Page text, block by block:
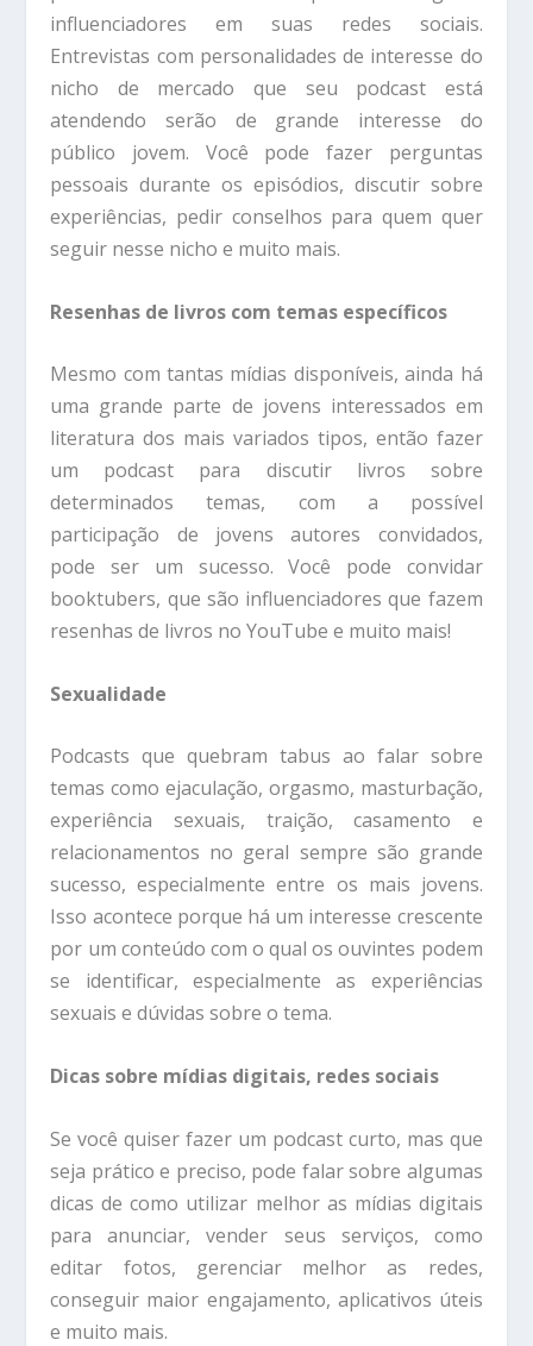
influenciadores em suas redes sociais.
Entrevistas com personalidades de interesse do
nicho de mercado que seu podcast está
atendendo serão de grande interesse do
público jovem. Você pode fazer perguntas
pessoais durante os episódios, discutir sobre
experiências, pedir conselhos para quem quer
seguir nesse nicho e muito mais.
Resenhas de livros com temas específicos
Mesmo com tantas mídias disponíveis, ainda há
uma grande parte de jovens interessados ​​em
literatura dos mais variados tipos, então fazer
um podcast para discutir livros sobre
determinados temas, com a possível
participação de jovens autores convidados,
pode ser um sucesso. Você pode convidar
booktubers, que são influenciadores que fazem
resenhas de livros no YouTube e muito mais!
Sexualidade
Podcasts que quebram tabus ao falar sobre
temas como ejaculação, orgasmo, masturbação,
experiência sexuais, traição, casamento e
relacionamentos no geral sempre são grande
sucesso, especialmente entre os mais jovens.
Isso acontece porque há um interesse crescente
por um conteúdo com o qual os ouvintes podem
se identificar, especialmente as experiências
sexuais e dúvidas sobre o tema.
Dicas sobre mídias digitais, redes sociais
Se você quiser fazer um podcast curto, mas que
seja prático e preciso, pode falar sobre algumas
dicas de como utilizar melhor as mídias digitais
para anunciar, vender seus serviços, como
editar fotos, gerenciar melhor as redes,
conseguir maior engajamento, aplicativos úteis
e muito mais.